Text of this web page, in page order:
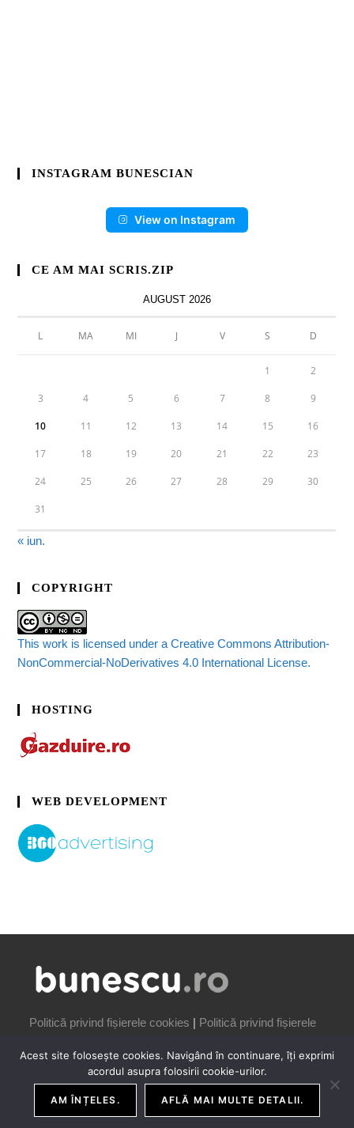
INSTAGRAM BUNESCIAN
View on Instagram
CE AM MAI SCRIS.ZIP
AUGUST 2026
L MA MI J V S D
1 2
3 4 5 6 7 8 9
10 11 12 13 14 15 16
17 18 19 20 21 22 23
24 25 26 27 28 29 30
31
« iun.
COPYRIGHT
This work is licensed under a Creative Commons Attribution-
NonCommercial-NoDerivatives 4.0 International License.
HOSTING
WEB DEVELOPMENT
Politică privind fișierele cookies | Politică privind fișierele
COPYRIGHT IONUȚ BUNESCU | 2006-2026
Acest site folosește cookies. Navigând în continuare, îți exprimi
acordul asupra folosirii cookie-urilor.
AM ÎNȚELES. AFLĂ MAI MULTE DETALII.